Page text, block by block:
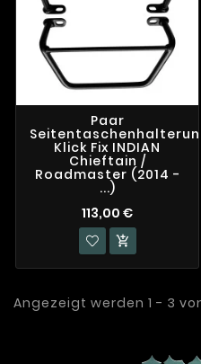
Paar
Klick Fix INDIAN
Chieftain /
Roadmaster (2014 -
...)
113,00 €

Angezeigt werden 1 - 3